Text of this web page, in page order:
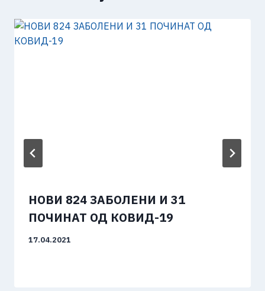
НОВИ 824 ЗАБОЛЕНИ И 31
ПОЧИНАТ ОД КОВИД-19
17.04.2021